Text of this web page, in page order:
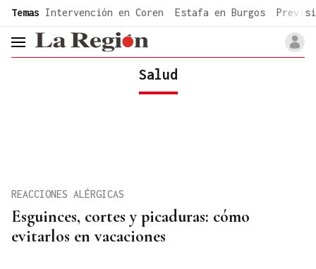
common.go-to-content
Temas Intervención en Coren Estafa en Burgos
header.menu.open
Salud
Esguinces, cortes y picaduras: cómo
evitarlos en vacaciones
REACCIONES ALÉRGICAS